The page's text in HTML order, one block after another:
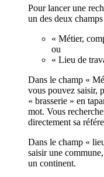
Pour lancer une
un des deux champs
« Métier,
ou
« Lieu de
Dans le champ «
vous pouvez saisir,
« brasserie » en
mot. Vous
directement sa
Dans le champ «
saisir une
un continent.